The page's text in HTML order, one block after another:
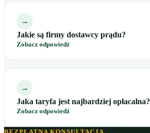
→
Jakie są firmy dostawcy prądu?
Zobacz odpowiedź
→
Jaka taryfa jest najbardziej opłacalna?
Zobacz odpowiedź